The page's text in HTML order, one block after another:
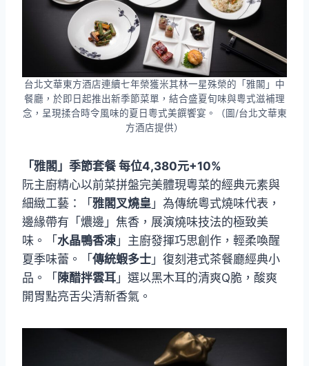
台北文華東方酒店連續七年榮獲米其林一星殊榮的「雅閣」中
餐廳，於即日起推出新季節菜單，結合盛夏旬味與粵式滋補理
念，呈現揉合時令風味的夏日粵式美饌饗宴。（圖/台北文華東
方酒店提供）
「雅閣」季節套餐 每位4,380元+10%
阮主廚精心以前菜拼盤完美體現粵菜的經典元素與
細緻工藝：「 雅閣叉燒皇 」為傳統粵式燒味代表，
邊緣帶有「燶邊」焦香，展演燒味技法的極致美
味。「 水晶鴨香凍 」主廚發揮巧思創作，輕柔喚醒
夏季味蕾。「 傳統蝦多士 」復刻港式茶餐廳經典小
品。「 陳醋拌雲耳 」選以黑木耳的清爽Q脆，酸爽
開胃點亮舌尖清新香氣。